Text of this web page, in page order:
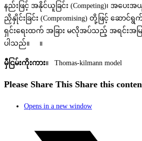
နည်းဖြင့် အနိုင်ယူခြင်း (Competing)၊ အပေ
ညှိနှိုင်းခြင်း (Compromising) တို့ဖြင့် ဆောင်
ရှင်းရေးထက် အခြား မလိုအပ်သည့် အရင်းအမြစ်
ပါသည်။ ။
မှီငြမ်းကိုးကား။ Thomas-kilmann model
Please Share This Share this
Opens in a new window